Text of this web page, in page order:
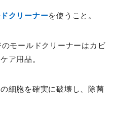
クリーナーを使うこと。
モールドクリーナーはカビ
ア用品。
細胞を確実に破壊し、除菌